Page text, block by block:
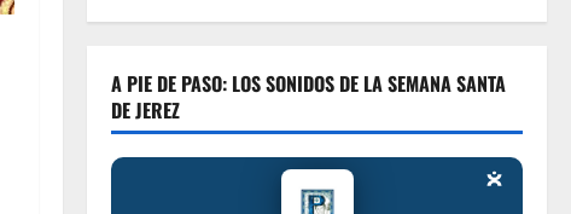
A PIE DE PASO: LOS SONIDOS DE LA SEMANA SANTA
DE JEREZ